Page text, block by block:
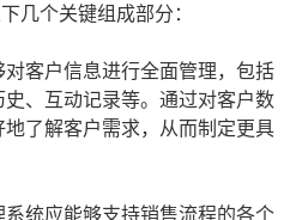
几个关键组成部分：
对客户信息进行全面管理，包括
、互动记录等。通过对客户数
了解客户需求，从而制定更具
系统应能够支持销售流程的各个